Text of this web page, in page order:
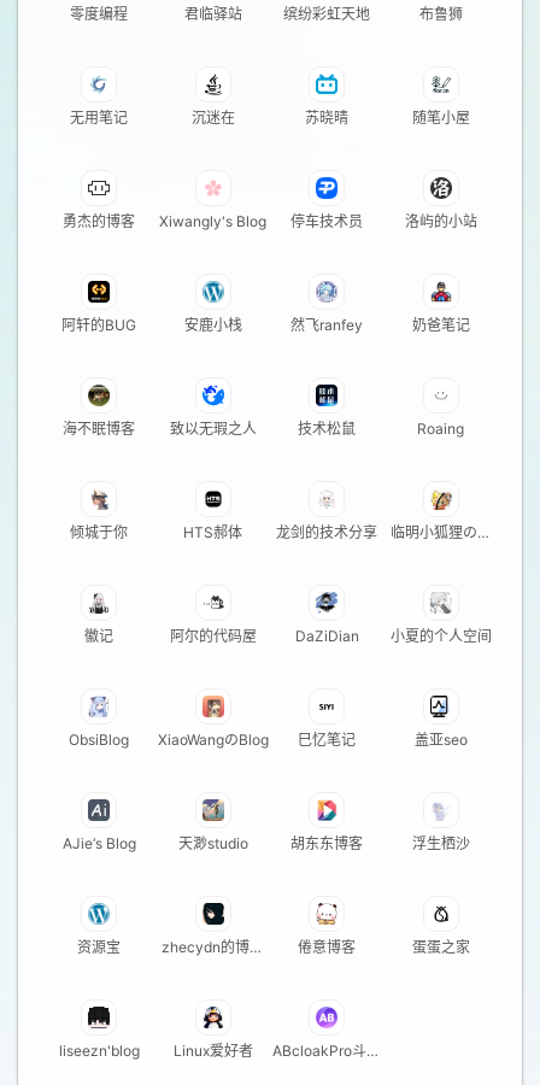
零度编程 君临驿站 缤纷彩虹天地 布鲁狮
无用笔记 沉迷在 苏晓晴 随笔小屋
勇杰的博客 Xiwangly's Blog 停车技术员 洛屿的小站
阿轩的BUG 安鹿小栈 然飞ranfey 奶爸笔记
海不眠博客 致以无瑕之人 技术松鼠 Roaing
倾城于你 HTS郝体 龙剑的技术分享
临明小狐狸の小
徽记 阿尔的代码屋 DaZiDian 小夏的个人空间
ObsiBlog XiaoWangのBlog 巳忆笔记 盖亚seo
AJie‘s Blog 天渺studio 胡东东博客 浮生栖沙
资源宝
zhecydn的博客
倦意博客 蛋蛋之家
liseezn'blog Linux爱好者
ABcloakPro斗篷